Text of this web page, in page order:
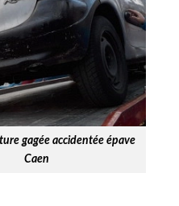
gagée accidentée épave
Caen